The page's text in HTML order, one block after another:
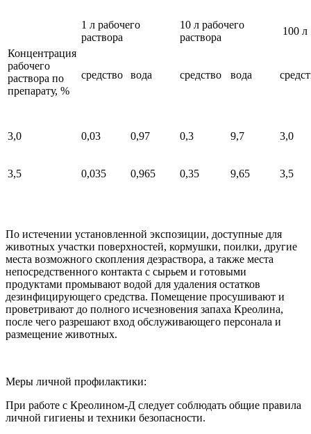
Концентрация
рабочего
раствора по
препарату, %
1 л рабочего
раствора
10 л рабочего
раствора
100 л
средство вода средство вода
3,0 0,03 0,97 0,3 9,7 3,0
3,5 0,035 0,965 0,35 9,65 3,5
По истечении установленной экспозиции, доступные для
животных участки поверхностей, кормушки, поилки, другие
места возможного скопления дезраствора, а также места
непосредственного контакта с сырьем и готовыми
продуктами промывают водой для удаления остатков
дезинфицирующего средства. Помещение просушивают и
проветривают до полного исчезновения запаха Креолина,
после чего разрешают вход обслуживающего персонала и
размещение животных.
Меры личной профилактики:
При работе с Креолином-Д следует соблюдать общие правила
личной гигиены и техники безопасности.